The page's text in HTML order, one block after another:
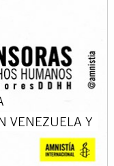
VENEZUELA Y